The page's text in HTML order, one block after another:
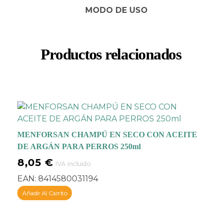
MODO DE USO
Productos relacionados
MENFORSAN CHAMPÚ EN SECO CON ACEITE
DE ARGÁN PARA PERROS 250ml
8,05 € IVA incluido
EAN: 8414580031194
Añadir Al Carrito